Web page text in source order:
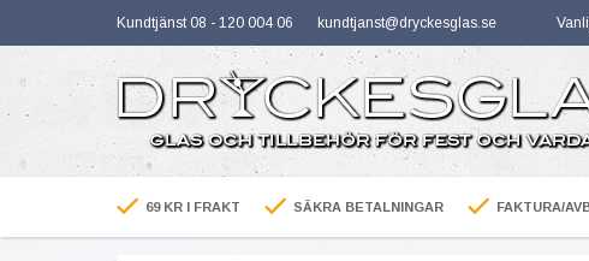
Kundtjänst 08 - 120 004 06 kundtjanst@dryckesglas.se
69 KR I FRAKT SÄKRA BETALNINGAR FAKTURA/